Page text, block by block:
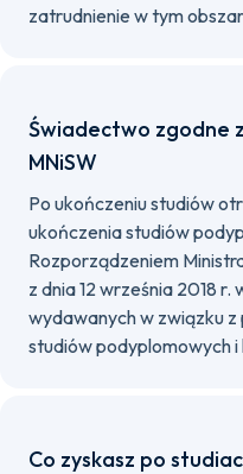
zatrudnienie w tym
Świadectwo zgodne
MNiSW
Po ukończeniu studiów
ukończenia studiów
Rozporządzeniem
z dnia 12 września 2018
wydawanych w związku
studiów podyplomowych
Co zyskasz po